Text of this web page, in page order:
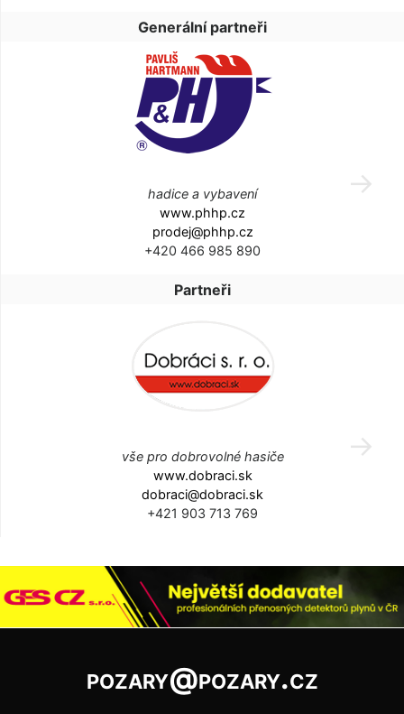
Generální partneři
hadice a vybavení
www.phhp.cz
prodej@phhp.cz
+420 466 985 890
Partneři
vše pro dobrovolné hasiče
www.dobraci.sk
dobraci@dobraci.sk
+421 903 713 769
pozary@pozary.cz